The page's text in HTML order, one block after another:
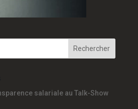
salariale au Talk-Show